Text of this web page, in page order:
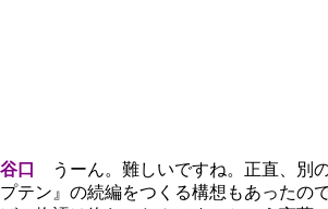
谷口
うーん。難しいですね。正直、別
プテン』の続編をつくる構想もあったの